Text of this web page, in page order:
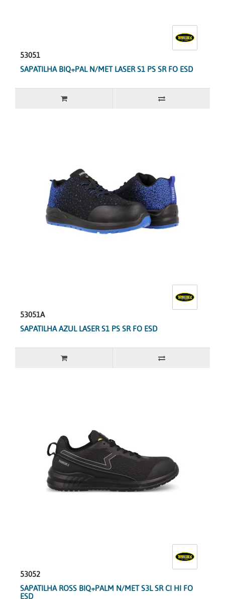
53051
SAPATILHA BIQ+PAL N/MET LASER S1 PS SR FO ESD
53051A
SAPATILHA AZUL LASER S1 PS SR FO ESD
53052
SAPATILHA ROSS BIQ+PALM N/MET S3L SR CI HI FO
ESD